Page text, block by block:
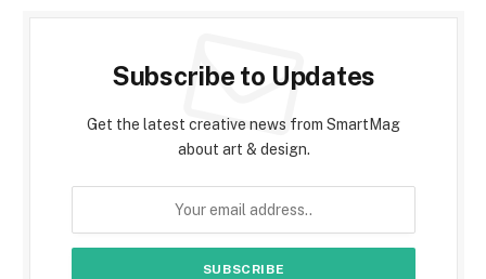
Subscribe to Updates
Get the latest creative news from SmartMag
about art & design.